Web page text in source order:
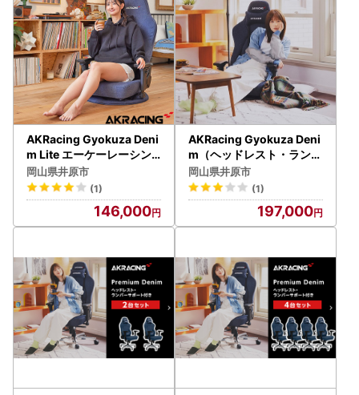
AKRacing Gyokuza Deni
m Lite エーケーレーシン
グ ゲーミングチェア
岡山県井原市
(1)
146,000
AKRacing Gyokuza Deni
m（ヘッドレスト・ランバ
ーサポート付き）エーケー
レーシング ゲーミングチ
ェア
岡山県井原市
(1)
197,000